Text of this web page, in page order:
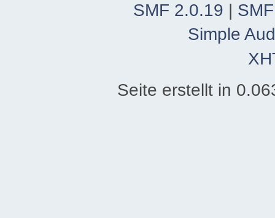
SMF 2.0.19 |
Simple
Seite erstellt in